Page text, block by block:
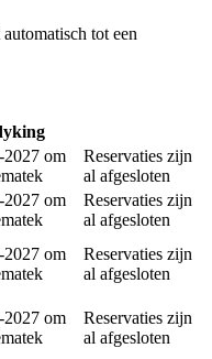
tot een
2027 om
Reservaties zijn
al afgesloten
2027 om
Reservaties zijn
al afgesloten
2027 om
Reservaties zijn
al afgesloten
2027 om
Reservaties zijn
al afgesloten